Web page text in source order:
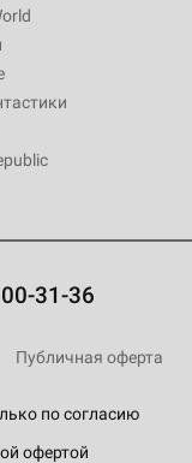
31-36
по согласию
офертой
Публичная оферта